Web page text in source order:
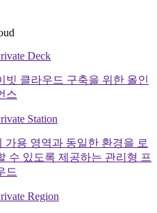
Deck
빗 클라우드 구축을 위한 올인
스
Station
가용 영역과 동일한 환경을 로
수 있도록 제공하는 관리형 프
드
Region